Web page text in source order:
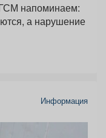
ГСМ напоминаем:
а нарушение
Информация